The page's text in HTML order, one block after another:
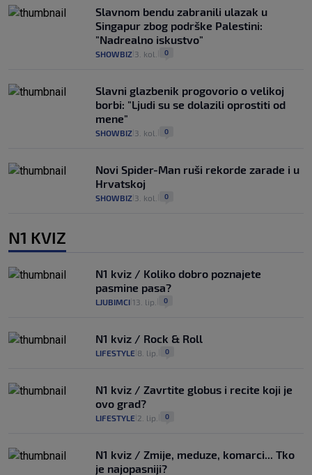
Slavnom bendu zabranili ulazak u
Singapur zbog podrške Palestini:
"Nadrealno iskustvo"
SHOWBIZ 3. kol. 0
Slavni glazbenik progovorio o velikoj
borbi: "Ljudi su se dolazili oprostiti od
mene"
SHOWBIZ 3. kol. 0
Novi Spider-Man ruši rekorde zarade i u
Hrvatskoj
SHOWBIZ 3. kol. 0
N1 KVIZ
N1 kviz / Koliko dobro poznajete
pasmine pasa?
LJUBIMCI 13. lip. 0
N1 kviz / Rock & Roll
LIFESTYLE 8. lip. 0
N1 kviz / Zavrtite globus i recite koji je
ovo grad?
LIFESTYLE 2. lip. 0
N1 kviz / Zmije, meduze, komarci... Tko
je najopasniji?